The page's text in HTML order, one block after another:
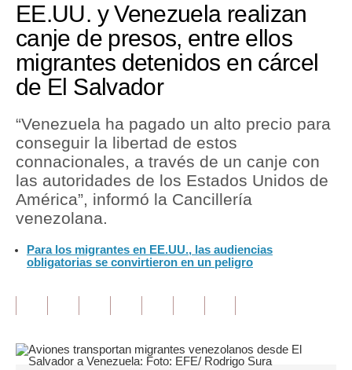
Economía
Mercados
Perú
Política
Tu Dinero
Finanzas Personales
Inmobiliarias
Plus G
EE.UU. y Venezuela realizan
canje de presos, entre ellos
migrantes detenidos en cárcel
de El Salvador
“Venezuela ha pagado un alto precio para
conseguir la libertad de estos
connacionales, a través de un canje con
las autoridades de los Estados Unidos de
América”, informó la Cancillería
venezolana.
Para los migrantes en EE.UU., las audiencias
obligatorias se convirtieron en un peligro